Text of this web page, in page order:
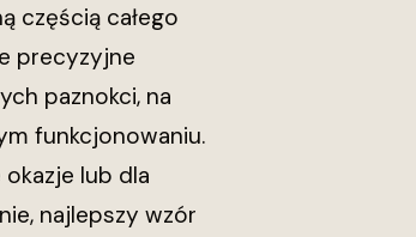
częścią całego
precyzyjne
paznokci, na
funkcjonowaniu.
lub dla
najlepszy wzór